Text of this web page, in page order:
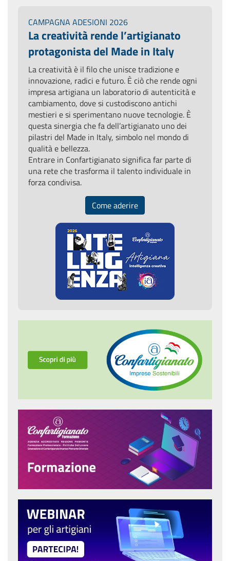
CAMPAGNA ADESIONI 2026
La creatività rende l’artigianato
protagonista del Made in Italy
La creatività è il filo che unisce tradizione e
innovazione, radici e futuro. È ciò che rende ogni
impresa artigiana un laboratorio di autenticità e
cambiamento, dove si custodiscono antichi
mestieri e si sperimentano nuove tecnologie. È
questa sinergia che fa dell’artigianato uno dei
pilastri del Made in Italy, simbolo nel mondo di
qualità e bellezza.
Entrare in Confartigianato significa far parte di
una rete che trasforma il talento individuale in
forza condivisa.
Come aderire